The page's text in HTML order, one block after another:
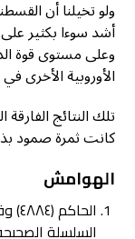
ولو تخيلنا أن
أشد سوءا بكثير
وعلى مستوى قوة
الأوروبية الأخرى
تلك النتائج
كانت ثمرة صمود
الهوامش
السلسلة الصحيحة